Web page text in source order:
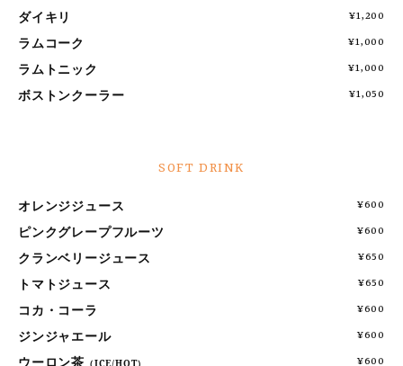
ダイキリ ¥1,200
ラムコーク ¥1,000
ラムトニック ¥1,000
ボストンクーラー ¥1,050
SOFT DRINK
オレンジジュース ¥600
ピンクグレープフルーツ ¥600
クランベリージュース ¥650
トマトジュース ¥650
コカ・コーラ ¥600
ジンジャエール ¥600
ウーロン茶 ¥600